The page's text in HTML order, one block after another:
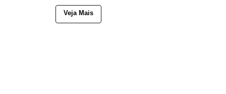
Veja Mais